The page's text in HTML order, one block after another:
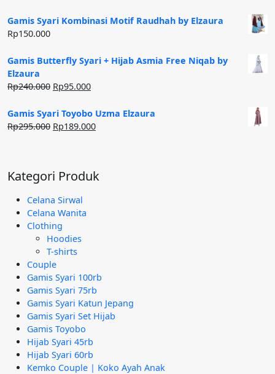
Gamis Syari Kombinasi Motif Raudhah by Elzaura
Rp150.000
Gamis Butterfly Syari + Hijab Asmia Free Niqab by
Elzaura
Rp240.000 Harga
adalah:
Rp240.000.
Rp95.000Harga
ini
adalah:
Gamis Syari Toyobo Uzma Elzaura
Rp295.000 Harga
Rp189.000Harga
Rp189.000.
Kategori Produk
Celana Sirwal
Celana Wanita
Clothing
Hoodies
T-shirts
Couple
Gamis Syari 100rb
Gamis Syari 75rb
Gamis Syari Katun Jepang
Gamis Syari Set Hijab
Gamis Toyobo
Hijab Syari 45rb
Hijab Syari 60rb
Kemko Couple | Koko Ayah Anak